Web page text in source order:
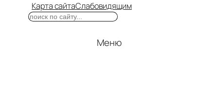
Карта сайтаСлабовидящим
Поиск
Меню